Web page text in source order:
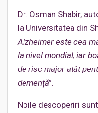
Dr. Osman Shabir,
la Universitatea din
Alzheimer este cea
la nivel mondial, iar
de risc major atât
demență”.
Noile descoperiri